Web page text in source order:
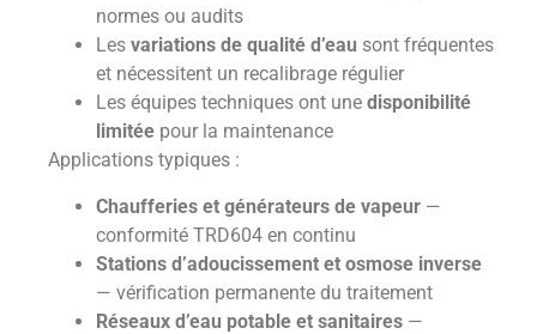
normes ou audits
Les variations de qualité d’eau sont fréquentes
et nécessitent un recalibrage régulier
Les équipes techniques ont une disponibilité
limitée pour la maintenance
Applications typiques :
Chaufferies et générateurs de vapeur —
conformité TRD604 en continu
Stations d’adoucissement et osmose inverse
— vérification permanente du traitement
Réseaux d’eau potable et sanitaires —